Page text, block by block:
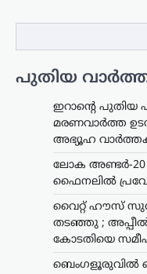
പുതിയ
ഇറാന്റെ പുതിയ
മരണവാർത്ത
അഭ്യൂഹ
ലോക അണ്ടർ-
ഫൈനലിൽ
വൈറ്റ് ഹൗസ്
തടഞ്ഞു ; അപ്പീൽ
കോടതിയെ
ബെംഗളൂരുവിൽ